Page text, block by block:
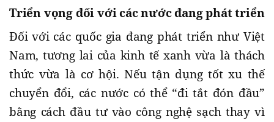
Triển vọng đối với các nước đang phát triển
Đối với các quốc gia đang phát triển như Việt
Nam, tương lai của kinh tế xanh vừa là thách
thức vừa là cơ hội. Nếu tận dụng tốt xu thế
chuyển đổi, các nước có thể “đi tắt đón đầu”
bằng cách đầu tư vào công nghệ sạch thay vì